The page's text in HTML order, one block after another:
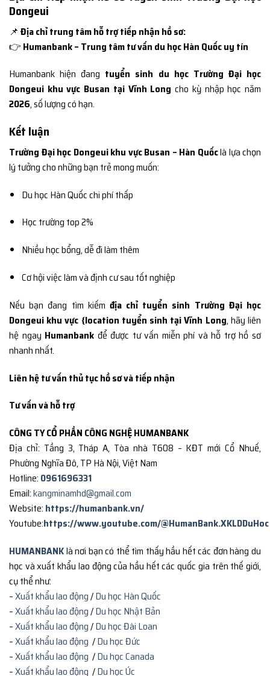
Dongeui
📌 Địa chỉ trung tâm hỗ trợ tiếp nhận hồ sơ:
👉 Humanbank – Trung tâm tư vấn du học Hàn Quốc uy tín
Humanbank hiện đang tuyển sinh du học Trường Đại học
Dongeui khu vực Busan tại Vĩnh Long cho kỳ nhập học năm
2026, số lượng có hạn.
Kết luận
Trường Đại học Dongeui khu vực Busan – Hàn Quốclà lựa chọn
lý tưởng cho những bạn trẻ mong muốn:
Du học Hàn Quốc chi phí thấp
Học trường top 2%
Nhiều học bổng, dễ đi làm thêm
Cơ hội việc làm và định cư sau tốt nghiệp
Nếu bạn đang tìm kiếm địa chỉ tuyển sinh Trường Đại học
Dongeui khu vực {location tuyển sinh tại Vĩnh Long, hãy liên
hệ ngay Humanbank để được tư vấn miễn phí và hỗ trợ hồ sơ
nhanh nhất.
Liên hệ tư vấn thủ tục hồ sơ và tiếp nhận
Tư vấn và hỗ trợ
CÔNG TY CỔ PHẦN CÔNG NGHỆ HUMANBANK
Địa chỉ: Tầng 3, Tháp A, Tòa nhà T608 – KĐT mới Cổ Nhuế,
Phường Nghĩa Đô, TP Hà Nội, Việt Nam
Hotline: 0961696331
Email:kangminamhd@gmail.com
Website: https://humanbank.vn/
Youtube:https://www.youtube.com/@HumanBank.XKLDDuHoc
HUMANBANKlà nơi bạn có thể tìm thấy hầu hết các đơn hàng du
học và xuất khẩu lao động của hầu hết các quốc gia trên thế giới,
cụ thể như:
–Xuất khẩu lao động/Du học Hàn Quốc
–Xuất khẩu lao động/Du học Nhật Bản
–Xuất khẩu lao động/Du học Đài Loan
–Xuất khẩu lao động /Du học Đức
–Xuất khẩu lao động /Du học Canada
–Xuất khẩu lao động /Du học Úc